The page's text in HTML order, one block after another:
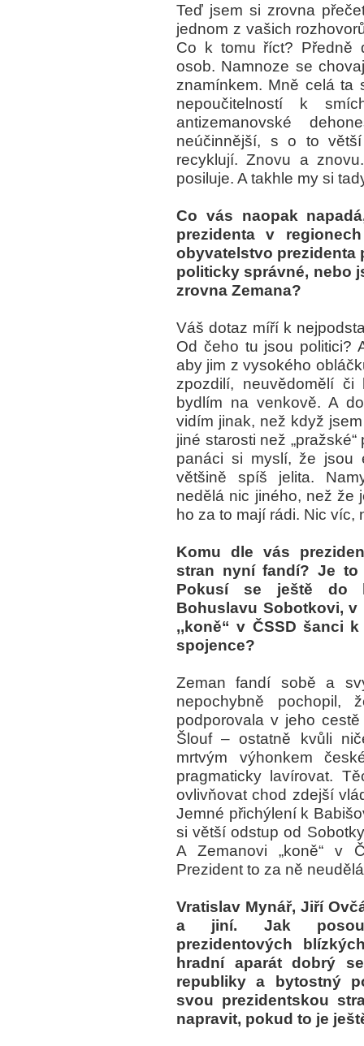
Teď jsem si zrovna
jednom z vašich
Co k tomu říct? Předně
osob. Namnoze se
znamínkem. Mně celá ta
nepoučitelností k
antizemanovské
neúčinnější, s o to
recyklují. Znovu a
posiluje. A takhle my si
Co vás naopak
prezidenta v
obyvatelstvo prezidenta
politicky správné, nebo
zrovna Zemana?
Váš dotaz míří k
Od čeho tu jsou politici?
aby jim z vysokého
zpozdilí, neuvědomělí
bydlím na venkově. A
vidím jinak, než když
jiné starosti než
panáci si myslí, že jsou
většině spíš jelita.
nedělá nic jiného, než že
ho za to mají rádi. Nic víc,
Komu dle vás
stran nyní fandí? Je to
Pokusí se ještě do
Bohuslavu Sobotkovi,
,,koně“ v ČSSD šanci
spojence?
Zeman fandí sobě a
nepochybně
podporovala v jeho
Šlouf – ostatně kvůli
mrtvým výhonkem
pragmaticky lavírovat.
ovlivňovat chod zdejší
Jemné přichýlení k
si větší odstup od
A Zemanovi „koně“ v
Prezident to za ně
Vratislav Mynář, Jiří
a jiní. Jak
prezidentových
hradní aparát dobrý
republiky a bytostný
svou prezidentskou
napravit, pokud to je